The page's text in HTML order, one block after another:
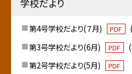
第4号学校だより(７月) PDF
第3号学校だより(6月)
PDF
第2号学校だより(5月)
PDF